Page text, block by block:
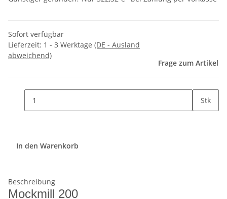
Sofort verfügbar
Lieferzeit: 1 - 3 Werktage (DE - Ausland
abweichend)
Frage zum Artikel
Stk
In den Warenkorb
Beschreibung
Mockmill 200